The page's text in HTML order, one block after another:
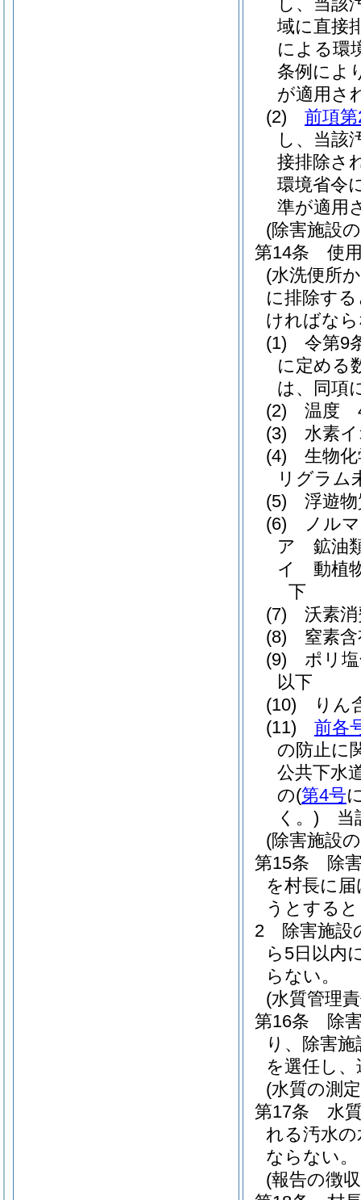
域に直接
による環
条例によ
が適用さ
(2)
前項
し、当該
接排除さ
環境省令
準が適用
(除害施設
第14条
使
(水洗便所
に排除す
ければな
(1)
令第9
に定める
は、同項
(2)
温度
(3)
水素
(4)
生物
リグラム
(5)
浮遊
(6)
ノル
ア
鉱油
イ
動植
下
(7)
沃素
(8)
窒素
(9)
ポリ
以下
(10)
りん
(11)
前各
の防止に
公共下水
の(第4号
く。) 当
(除害施設
第15条
除
を村長に
うとする
2
除害施設
ら5日以内
らない。
(水質管理
第16条
除
り、除害
を選任し
(水質の測
第17条
水
れる汚水
ならない。
(報告の徴